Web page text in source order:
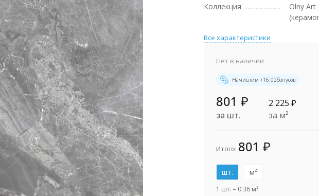
Коллекция
Olny Art
Все характеристики
Нет в наличии
Начислим +16.02бонусов
801 ₽
за шт.
2 225 ₽
за м²
Итого: 801 ₽
шт. м²
1 шт. = 0.36 м²